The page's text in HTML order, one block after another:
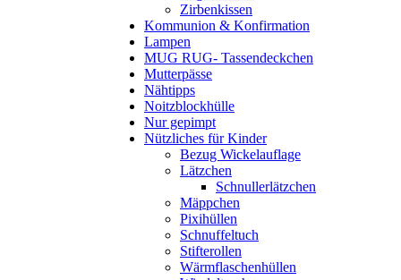
Zirbenkissen
Kommunion & Konfirmation
Lampen
MUG RUG- Tassendeckchen
Mutterpässe
Nähtipps
Noitzblockhülle
Nur gepimpt
Nützliches für Kinder
Bezug Wickelauflage
Lätzchen
Schnullerlätzchen
Mäppchen
Pixihüllen
Schnuffeltuch
Stifterollen
Wärmflaschenhüllen